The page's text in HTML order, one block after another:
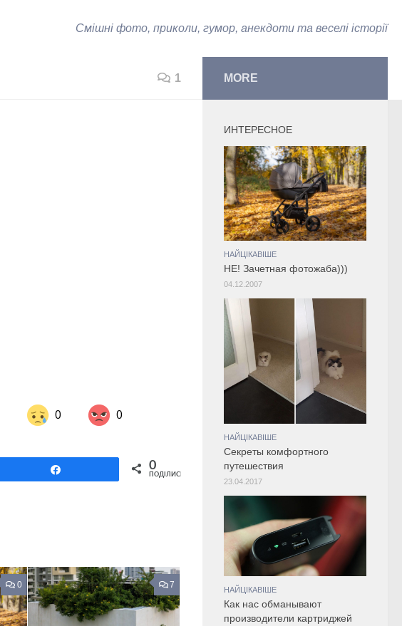
Смішні фото, приколи, гумор, анекдоти та веселі історії
1
0 0
Share on Twitter 0
ПОДІЛИСЬ
0 7
MORE
ИНТЕРЕСНОЕ
НАЙЦІКАВІШЕ
НЕ! Зачетная фотожаба)))
04.12.2007
НАЙЦІКАВІШЕ
Секреты комфортного
путешествия
23.04.2017
НАЙЦІКАВІШЕ
Как нас обманывают
производители картриджей